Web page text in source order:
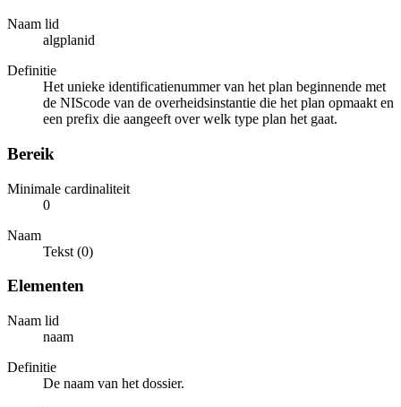
Naam lid
algplanid
Definitie
Het unieke identificatienummer van het plan beginnende met
de NIScode van de overheidsinstantie die het plan opmaakt en
een prefix die aangeeft over welk type plan het gaat.
Bereik
Minimale cardinaliteit
0
Naam
Tekst (0)
Elementen
Naam lid
naam
Definitie
De naam van het dossier.